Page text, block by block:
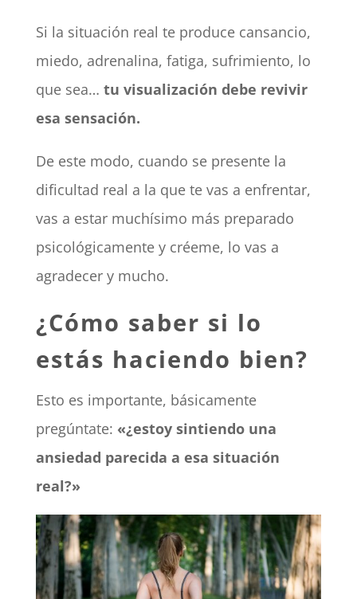
Si la situación real te produce cansancio,
miedo, adrenalina, fatiga, sufrimiento, lo
que sea… tu visualización debe revivir
esa sensación.
De este modo, cuando se presente la
dificultad real a la que te vas a enfrentar,
vas a estar muchísimo más preparado
psicológicamente y créeme, lo vas a
agradecer y mucho.
¿Cómo saber si lo
estás haciendo bien?
Esto es importante, básicamente
pregúntate: «¿estoy sintiendo una
ansiedad parecida a esa situación
real?»